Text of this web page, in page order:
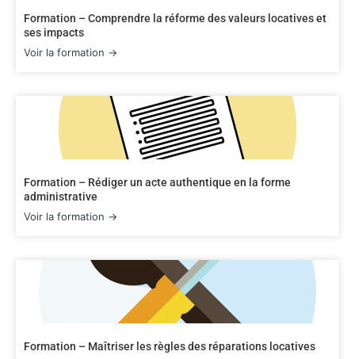
Formation – Comprendre la réforme des valeurs locatives et
ses impacts
Voir la formation →
Formation – Rédiger un acte authentique en la forme
administrative
Voir la formation →
Formation – Maîtriser les règles des réparations locatives